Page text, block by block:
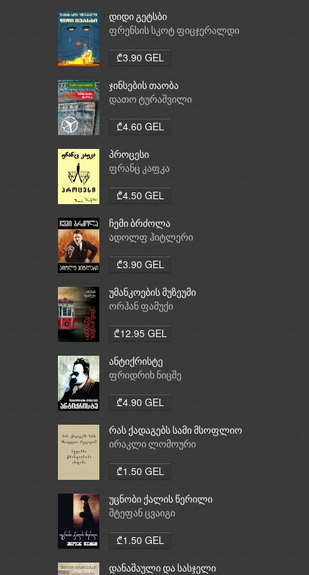
დიდი გეტსბი
ფრენსის სკოტ ფიცჯერალდი
₾3.90 GEL
ჯინსების თაობა
დათო ტურაშვილი
₾4.60 GEL
პროცესი
ფრანც კაფკა
₾4.50 GEL
ჩემი ბრძოლა
ადოლფ ჰიტლერი
₾3.90 GEL
უმანკოების მუზეუმი
ორჰან ფამუქი
₾12.95 GEL
ანტიქრისტე
ფრიდრიხ ნიცშე
₾4.90 GEL
რას ქადაგებს სამი მსოფლიო
რელიგია: ბუდიზმი,
ირაკლი ლომოური
₾1.50 GEL
უცნობი ქალის წერილი
შტეფან ცვაიგი
₾1.50 GEL
დანაშაული და სასჯელი